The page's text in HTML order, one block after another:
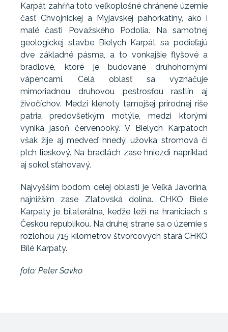
Karpát zahŕňa toto veľkoplošné chránené územie
časť Chvojnickej a Myjavskej pahorkatiny, ako i
malé časti Považského Podolia. Na samotnej
geologickej stavbe Bielych Karpát sa podieľajú
dve základné pásma, a to vonkajšie flyšové a
bradlové, ktoré je budované druhohornými
vápencami. Celá oblasť sa vyznačuje
mimoriadnou druhovou pestrosťou rastlín aj
živočíchov. Medzi klenoty tamojšej prírodnej ríše
patria predovšetkým motýle, medzi ktorými
vyniká jasoň červenooký. V Bielych Karpatoch
však žije aj medveď hnedý, užovka stromová či
plch lieskový. Na bradlách zase hniezdi napríklad
aj sokol sťahovavý.
Najvyšším bodom celej oblasti je Veľká Javorina,
najnižším zase Zlatovská dolina. CHKO Biele
Karpaty je bilaterálna, keďže leží na hraniciach s
Českou republikou. Na druhej strane sa o územie s
rozlohou 715 kilometrov štvorcových stará CHKO
Bílé Karpaty.
foto: Peter Savko